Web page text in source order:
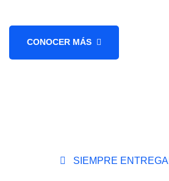
CONOCER MÁS
SIEMPRE